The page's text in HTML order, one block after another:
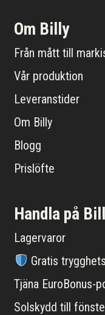
Om Billy
Från mått till
Vår produktion
Leveranstider
Om Billy
Blogg
Prislöfte
Handla på
Lagervaror
Gratis
Tjäna EuroBonus-
Solskydd till